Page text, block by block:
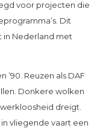
voor projecten die
Dit
in Nederland met
’90. Reuzen als DAF
Donkere wolken
dreigt.
vliegende vaart een